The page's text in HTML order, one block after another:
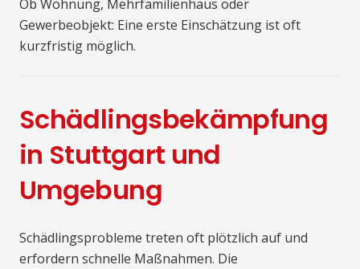
Ob Wohnung, Mehrfamilienhaus oder
Gewerbeobjekt: Eine erste Einschätzung ist oft
kurzfristig möglich.
Schädlingsbekämpfung
in Stuttgart und
Umgebung
Schädlingsprobleme treten oft plötzlich auf und
erfordern schnelle Maßnahmen. Die